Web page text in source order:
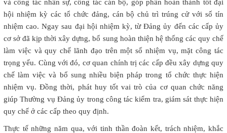
và công tác nhân sự, công tác cán bộ, góp phần hoàn thành tốt đại
hội nhiệm kỳ các tổ chức đảng, cán bộ chủ trì trúng cử với số tín
nhiệm cao. Ngay sau đại hội nhiệm kỳ, từ Đảng ủy đến các cấp ủy
cơ sở đã kịp thời xây dựng, bổ sung hoàn thiện hệ thống các quy chế
làm việc và quy chế lãnh đạo trên một số nhiệm vụ, mặt công tác
trọng yếu. Cùng với đó, cơ quan chính trị các cấp đều xây dựng quy
chế làm việc và bổ sung nhiều biện pháp trong tổ chức thực hiện
nhiệm vụ. Đồng thời, phát huy tốt vai trò của cơ quan chức năng
giúp Thường vụ Đảng ủy trong công tác kiểm tra, giám sát thực hiện
quy chế ở các cấp theo quy định.
Thực tế những năm qua, với tinh thần đoàn kết, trách nhiệm, khắc